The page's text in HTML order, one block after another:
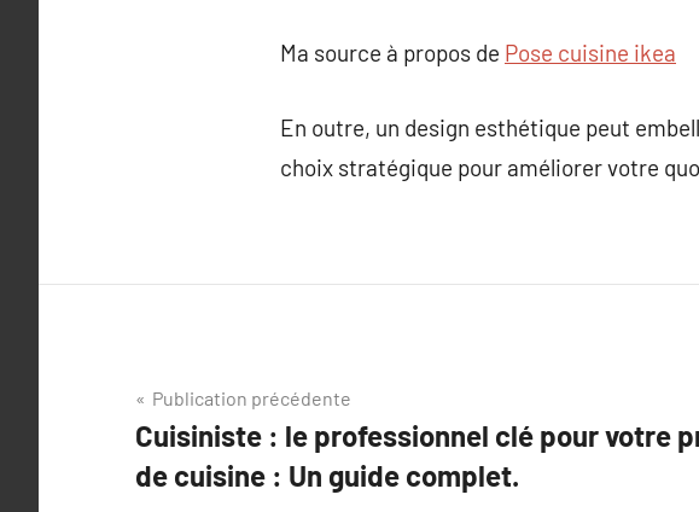
Ma source à propos de Pose cuisine ikea
En outre, un design esthétique peut
choix stratégique pour améliorer votre
Navigation
de
l’article
Publication précédente
Cuisiniste : le professionnel clé pour votre
de cuisine : Un guide complet.